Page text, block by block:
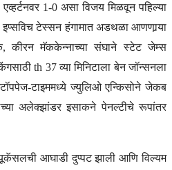
1-0 असा विजय मिळवून पहिल्या
टेस्सन हंगामात अडथळा आणणार्‍या
कीरन मॅककेन्नाच्या संघाने स्टेट जेम्स
th 37 व्या मिनिटाला बेन जॉन्सनला
टाइममध्ये ज्युलिओ एन्किसोने जेकब
अलेक्झांडर इसाकने पेनल्टीचे रूपांतर
आघाडी दुप्पट झाली आणि विल्यम